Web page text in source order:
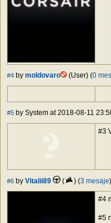
#4 by moldovaro (User) (0
#5 by System at 2018-08-11
#3
#6 by Vitalii89 ( ) (3 mesaje
#4
#5